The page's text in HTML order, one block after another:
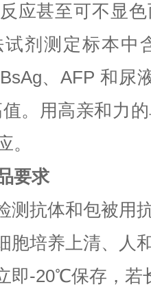
应甚至可不显
剂测定标本中
、AFP和尿
。用高亲和力
。
要求
测抗体和包被用
胞培养上清、人
即-20℃保存，若